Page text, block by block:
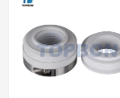
John Crane T59U
Aesseal M03